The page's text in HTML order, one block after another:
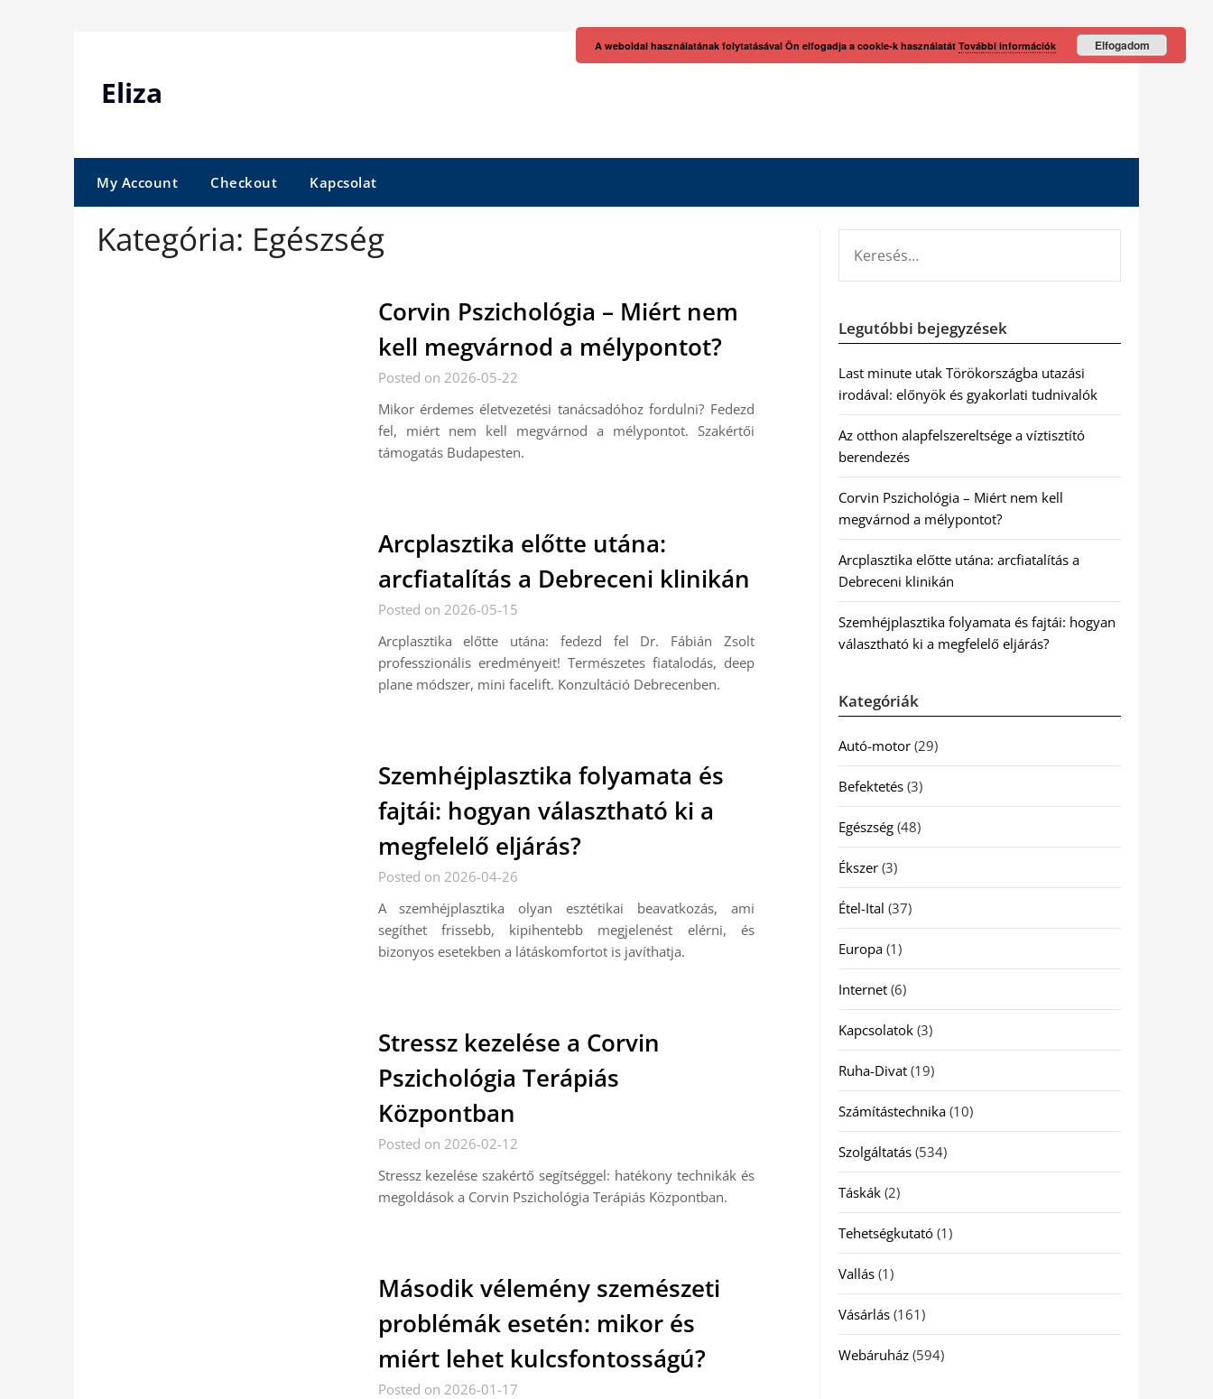
Eliza
My Account Checkout Kapcsolat
Kategória: Egészség
Corvin Pszichológia – Miért nem
kell megvárnod a mélypontot?
Posted on 2026-05-22
Mikor érdemes életvezetési tanácsadóhoz fordulni? Fedezd
fel, miért nem kell megvárnod a mélypontot. Szakértői
támogatás Budapesten.
Arcplasztika előtte utána:
arcfiatalítás a Debreceni klinikán
Posted on 2026-05-15
Arcplasztika előtte utána: fedezd fel Dr. Fábián Zsolt
professzionális eredményeit! Természetes fiatalodás, deep
plane módszer, mini facelift. Konzultáció Debrecenben.
Szemhéjplasztika folyamata és
fajtái: hogyan választható ki a
megfelelő eljárás?
Posted on 2026-04-26
A szemhéjplasztika olyan esztétikai beavatkozás, ami
segíthet frissebb, kipihentebb megjelenést elérni, és
bizonyos esetekben a látáskomfortot is javíthatja.
Stressz kezelése a Corvin
Pszichológia Terápiás
Központban
Posted on 2026-02-12
Stressz kezelése szakértő segítséggel: hatékony technikák és
megoldások a Corvin Pszichológia Terápiás Központban.
Második vélemény szemészeti
problémák esetén: mikor és
miért lehet kulcsfontosságú?
Posted on 2026-01-17
Legutóbbi bejegyzések
Last minute utak Törökországba utazási
irodával: előnyök és gyakorlati tudnivalók
Az otthon alapfelszereltsége a víztisztító
berendezés
Corvin Pszichológia – Miért nem kell
megvárnod a mélypontot?
Arcplasztika előtte utána: arcfiatalítás a
Debreceni klinikán
Szemhéjplasztika folyamata és fajtái: hogyan
választható ki a megfelelő eljárás?
Kategóriák
Autó-motor(29)
Befektetés(3)
Egészség(48)
Ékszer(3)
Étel-Ital (37)
Europa(1)
Internet(6)
Kapcsolatok(3)
Ruha-Divat(19)
Számítástechnika(10)
Szolgáltatás(534)
Táskák(2)
Tehetségkutató(1)
Vallás(1)
Vásárlás(161)
Webáruház(594)
A weboldal használatának folytatásával Ön elfogadja a cookie-k használatát További információk Elfogadom